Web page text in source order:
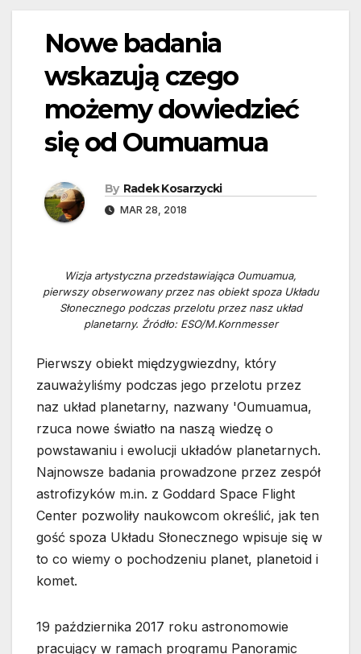
Nowe badania
wskazują czego
możemy dowiedzieć
się od Oumuamua
By Radek Kosarzycki
MAR 28, 2018
Wizja artystyczna przedstawiająca Oumuamua,
pierwszy obserwowany przez nas obiekt spoza Układu
Słonecznego podczas przelotu przez nasz układ
planetarny. Źródło: ESO/M.Kornmesser
Pierwszy obiekt międzygwiezdny, który
zauważyliśmy podczas jego przelotu przez
naz układ planetarny, nazwany 'Oumuamua,
rzuca nowe światło na naszą wiedzę o
powstawaniu i ewolucji układów planetarnych.
Najnowsze badania prowadzone przez zespół
astrofizyków m.in. z Goddard Space Flight
Center pozwoliły naukowcom określić, jak ten
gość spoza Układu Słonecznego wpisuje się w
to co wiemy o pochodzeniu planet, planetoid i
komet.
19 października 2017 roku astronomowie
pracujący w ramach programu Panoramic